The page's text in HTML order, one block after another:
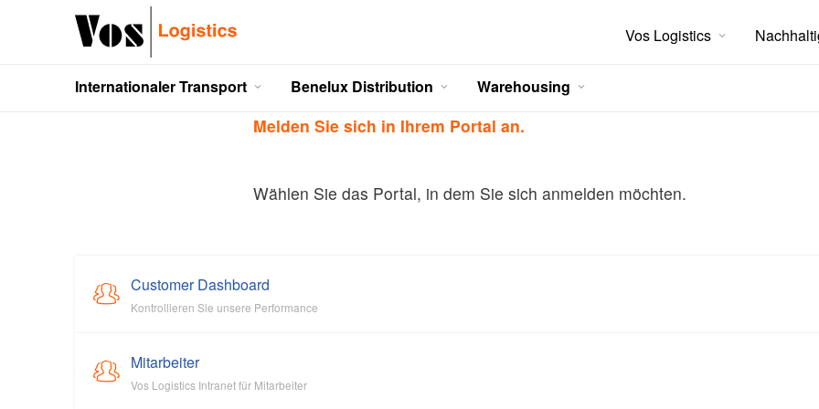
Secondary
Vos Logistics
Internationaler Transport Benelux Distribution Warehousing
Die finden Sie sie hier.
Melden Sie sich in Ihrem Portal an.
Wählen Sie das Portal, in dem Sie sich anmelden möchten.
Customer Dashboard
Kontrollieren Sie unsere Performance
Mitarbeiter
Vos Logistics Intranet für Mitarbeiter